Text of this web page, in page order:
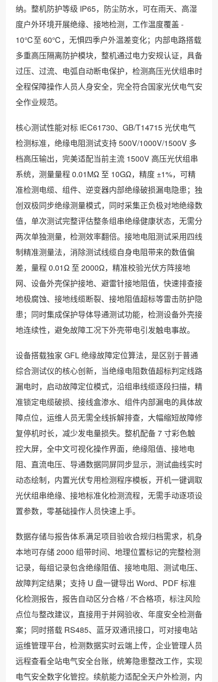
纳。整机防护等级 IP65，防尘防水，可在雨天、高湿
度户外环境开展绝缘、接地检测，工作温度覆盖 -
10℃至 60℃，无惧四季户外温差变化；内部电路搭载
多重高压隔离防护模块，整机通过电力安规认证，具备
过压、过流、电弧自动断电保护，检测高压光伏组串时
全程保障操作人员人身安全，完全符合国家光伏电气安
全作业规范。
核心测试性能对标 IEC61730、GB/T14715 光伏电气
检测标准，绝缘电阻测试支持 500V/1000V/1500V 多
档高压输出，完美适配当前主流 1500V 高压光伏组串
系统，测量量程 0.01MΩ 至 10GΩ，精度 ±1%，可精
准检测电缆、组件、逆变器内部绝缘破损漏电隐患；独
创双极同步绝缘测量模式，同时采集正负极对地绝缘数
值，单次测试完整评估整条组串绝缘健康状态，无需分
两次单独测量，检测效率翻倍。接地电阻测试采用四线
制精准测量法，消除测试线缆自身电阻带来的数值偏
差，量程 0.01Ω 至 2000Ω，精准校验光伏方阵接地
网、设备外壳保护接地、避雷针接地阻值，快速排查接
地极腐蚀、接地线缆断裂、接地阻值超标等雷击防护隐
患；同时集成保护导体导通测试功能，检测设备外壳接
地连续性，避免故障工况下外壳带电引发触电事故。
设备搭载独家 GFL 绝缘故障定位算法，是区别于普通
综合测试仪的核心创新，当绝缘电阻数值超标判定线路
漏电时，启动故障定位模式，沿组串线缆逐段扫描，精
准锁定电缆破损、接线盒渗水、组件内部漏电的具体故
障点位，运维人员无需全线拆解排查，大幅缩短故障修
复停机时长，减少发电量损失。整机配备 7 寸彩色触
控大屏，全中文可视化操作界面，绝缘阻值、接地电
阻、直流电压、导通数据同屏同步显示，测试曲线实时
动态绘制，内置光伏专用检测程序模板，开机一键调取
光伏组串绝缘、接地标准化检测流程，无需手动逐项设
置参数，零基础操作人员快速上手。
数据存储与报告体系满足项目验收合规归档需求，机身
本地可存储 2000 组带时间、地理位置标记的完整检测
记录，每组记录包含绝缘阻值、接地电阻、测试电压、
故障判定结果；支持 U 盘一键导出 Word、PDF 标准
化检测报告，报告自动区分合格 / 不合格项，标注风险
点位与整改建议，直接用于并网验收、年度安全检测备
案；同时搭载 RS485、蓝牙双通讯接口，可对接电站
运维管理平台，检测数据实时云端上传，企业管理人员
远程查看全站电气安全台账，统筹隐患整改工作，实现
电气安全数字化管控。续航能力适配全天户外检测，内